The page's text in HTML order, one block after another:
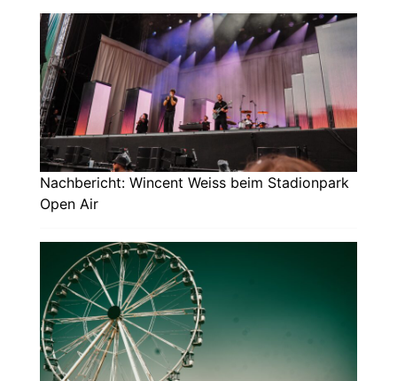
Nachbericht: Wincent Weiss beim Stadionpark
Open Air